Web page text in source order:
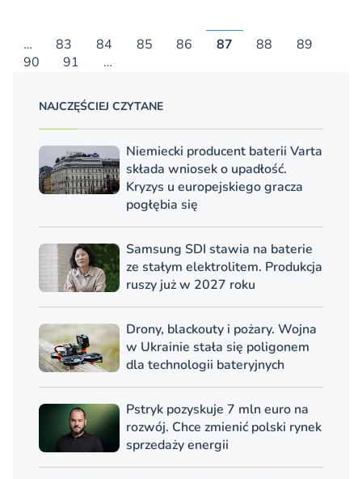
… 83 84 85 86 87 88
89
90
91 …
NAJCZĘŚCIEJ CZYTANE
Niemiecki producent baterii Varta
składa wniosek o upadłość.
Kryzys u europejskiego gracza
pogłębia się
Samsung SDI stawia na baterie
ze stałym elektrolitem. Produkcja
ruszy już w 2027 roku
Drony, blackouty i pożary. Wojna
w Ukrainie stała się poligonem
dla technologii bateryjnych
Pstryk pozyskuje 7 mln euro na
rozwój. Chce zmienić polski rynek
sprzedaży energii